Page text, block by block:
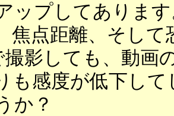
ップしてありま
焦点距離、そして
撮影しても、動画
も感度が低下して
か？